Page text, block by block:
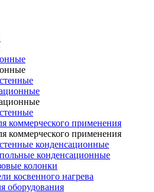
коммерческого применения
коммерческого применения
конденсационные
конденсационные
колонки
косвенного нагрева
оборудования